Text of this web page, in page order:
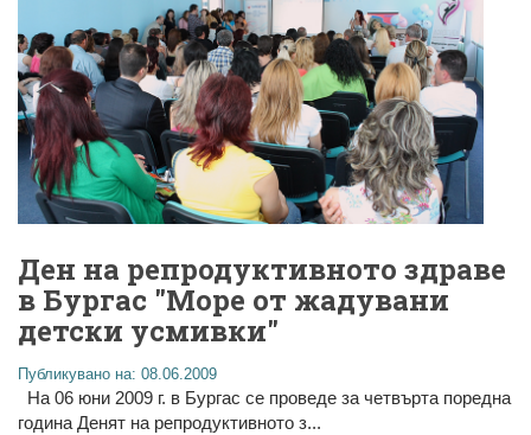
Ден на репродуктивното здраве
в Бургас "Море от жадувани
детски усмивки"
Публикувано на: 08.06.2009
На 06 юни 2009 г. в Бургас се проведе за четвърта поредна
година Денят на репродуктивното з...